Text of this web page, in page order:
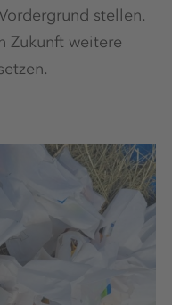
stellen.
Zukunft weitere